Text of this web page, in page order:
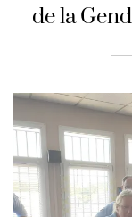
de la